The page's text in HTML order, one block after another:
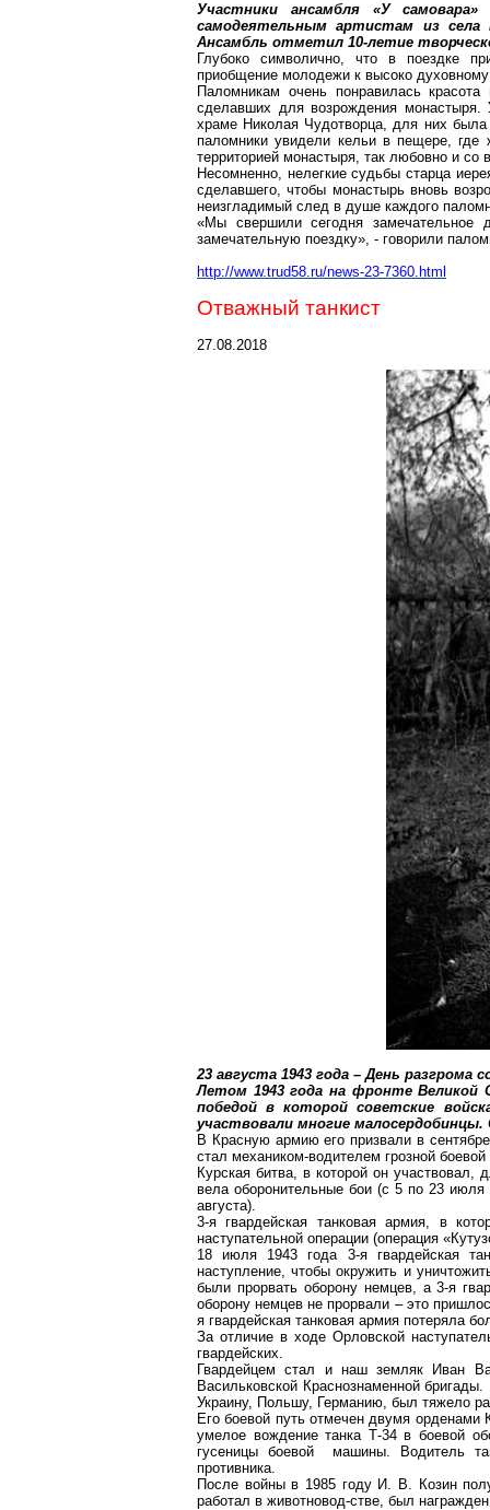
Участники ансамбля «У
самодеятельным артистам из села
Ансамбль отметил 10-летие
Глубоко символично, что в поездке
приобщение молодежи к высоко духовному
Паломникам очень понравилась
сделавших для возрождения
храме Николая Чудотворца, для них была
паломники увидели кельи в пещере, где
территорией монастыря, так любовно и со
Несомненно, нелегкие судьбы старца
сделавшего, чтобы монастырь вновь
неизгладимый след в душе каждого
«Мы свершили сегодня замечательное
замечательную поездку», - говорили
http://www.trud58.ru/news-23-7360.html
Отважный танкист
27.08.2018
23 августа 1943 года – День
Летом 1943 года на фронтеВеликой
победой в которой советские
участвовали многие малосердобинцы.
В Красную армию его призвали в
стал механиком-водителем грозной
Курская битва, в которой он участвовал,
вела оборонительные бои (с 5 по 23 июля
августа).
3-я гвардейская танковая армия, в
наступательной операции (операция
18 июля 1943 года 3-я гвардейская
наступление, чтобы окружить и
были прорвать оборону немцев, а 3-я
оборону немцев не прорвали – это
я гвардейская танковая армия потеряла
За отличие в ходе Орловской
гвардейских.
Гвардейцем стал и наш земляк Иван
Васильковской Краснознаменной
Украину, Польшу, Германию, был тяжело
Его боевой путь отмечен двумя
умелое вождение танка Т-34 в боевой
гусеницы боевой машины. Водитель
противника.
После войны в 1985 году И. В. Козин
работал в животновод-стве, был